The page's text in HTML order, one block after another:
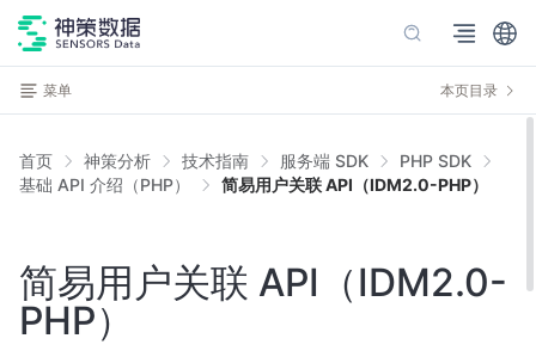
菜单 本页目录
首页 神策分析 技术指南 服务端 SDK
PHP SDK
基础 API 介绍（PHP）
简易用户关联 API（IDM2.0-PHP）
简易用户关联 API（IDM2.0-
PHP）